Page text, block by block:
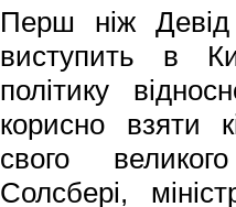
Перш ніж Девід
виступить в
політику
корисно взяти
свого
Солсбері,